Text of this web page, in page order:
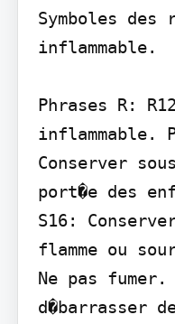
Symboles des
inflammable.
Phrases R:
inflammable.
Conserver
port�e des
S16:
flamme ou
Ne pas fumer.
d�barrasser